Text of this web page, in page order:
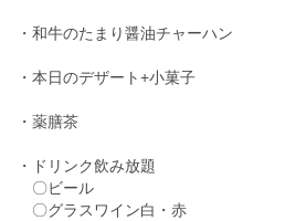
・和牛のたまり醤油チャーハン
・本日のデザート+小菓子
・薬膳茶
・ドリンク飲み放題
〇ビール
〇グラスワイン白・赤